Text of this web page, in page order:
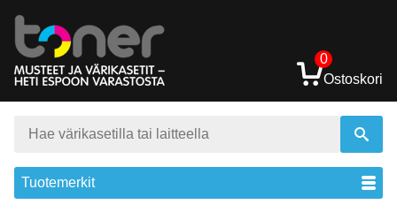
0
Ostoskori
Tuotemerkit